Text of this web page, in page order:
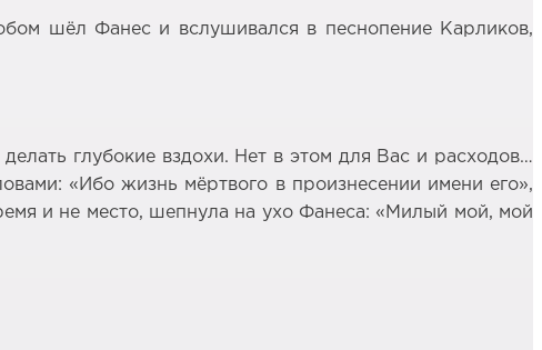
шёл Фанес и вслушивался в песнопение Карликов,
глубокие вздохи. Нет в этом для Вас и расходов…
«Ибо жизнь мёртвого в произнесении имени его»,
и не место, шепнула на ухо Фанеса: «Милый мой, мой